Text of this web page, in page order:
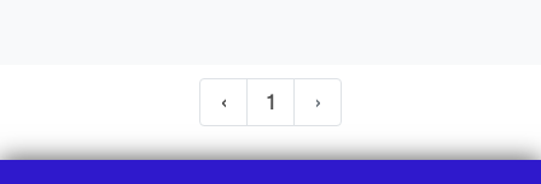
‹ 1 ›